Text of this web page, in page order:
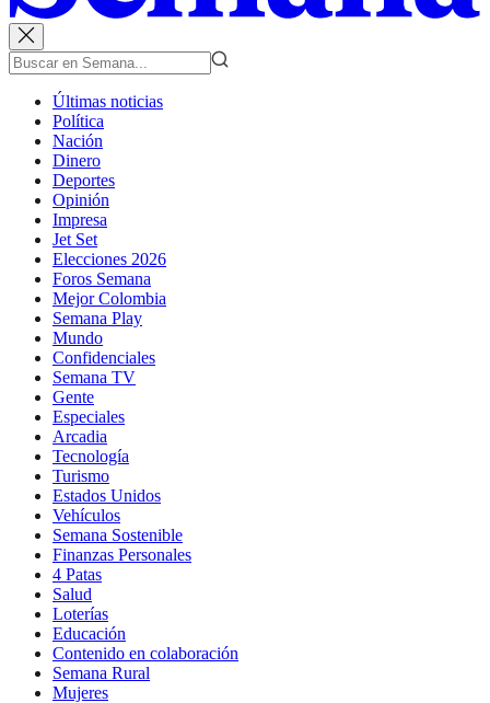
Últimas noticias
Política
Nación
Dinero
Deportes
Opinión
Impresa
Jet Set
Elecciones 2026
Foros Semana
Mejor Colombia
Semana Play
Mundo
Confidenciales
Semana TV
Gente
Especiales
Arcadia
Tecnología
Turismo
Estados Unidos
Vehículos
Semana Sostenible
Finanzas Personales
4 Patas
Salud
Loterías
Educación
Contenido en colaboración
Semana Rural
Mujeres